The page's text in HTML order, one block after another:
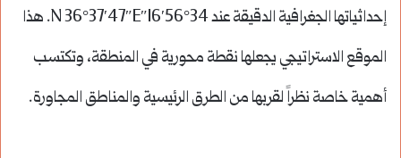
إحداثياتها الجغرافية الدقيقة عند 34°56′16″N 36°37′47″E.
هذا
الموقع الاستراتيجي يجعلها نقطة محورية في المنطقة، وتكتسب
أهمية خاصة نظراً لقربها من الطرق الرئيسية والمناطق المجاورة.